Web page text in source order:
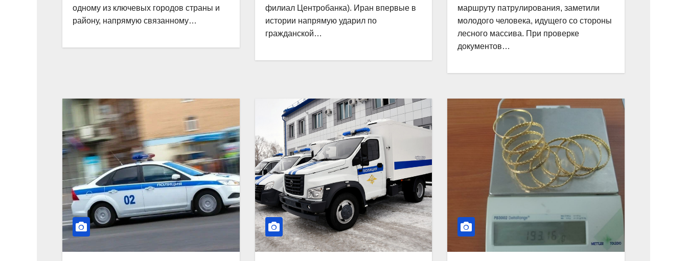
одному из ключевых городов страны и
району, напрямую связанному…
филиал Центробанка). Иран впервые в
истории напрямую ударил по
гражданской…
маршруту патрулирования, заметили
молодого человека, идущего со стороны
лесного массива. При проверке
документов…